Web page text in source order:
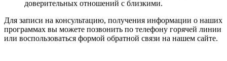
доверительных отношений с близкими.
Для записи на консультацию, получения информации о наших
программах вы можете позвонить по телефону горячей линии
или воспользоваться формой обратной связи на нашем сайте.